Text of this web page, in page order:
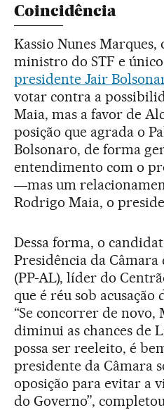
Coincidência
Kassio Nunes Marques,
ministro do STF e único
presidente Jair
votar contra a
Maia, mas a favor de
posição que agrada o
Bolsonaro, de forma
entendimento com o
―mas um
Rodrigo Maia, o
Dessa forma, o
Presidência da
(PP-AL), líder do
que é réu sob acusação
“Se concorrer de novo,
diminui as chances de
possa ser reeleito, é
presidente da Câmara
oposição para evitar a
do Governo”,